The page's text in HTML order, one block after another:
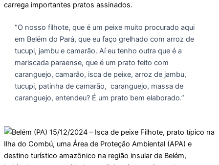
carrega importantes pratos assinados.
“O nosso filhote, que é um peixe muito procurado aqui
em Belém do Pará, que eu faço grelhado com arroz de
tucupi, jambu e camarão. Aí eu tenho outra que é a
mariscada paraense, que é um prato feito com
caranguejo, camarão, isca de peixe, arroz de jambu,
tucupi, patinha de camarão, caranguejo, massa de
caranguejo, entendeu? É um prato bem elaborado.”